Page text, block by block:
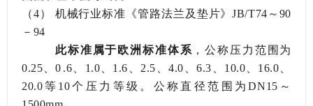
（4） 机械行业标准《管路法兰及垫片》JB/T74～90
－94
此标准属于欧洲标准体系 ，公称压力范围为
0.25、0.6、1.0、1.6、2.5、4.0、6.3、10.0、16.0、
20.0等10个压力等级。公称直径范围为DN15～